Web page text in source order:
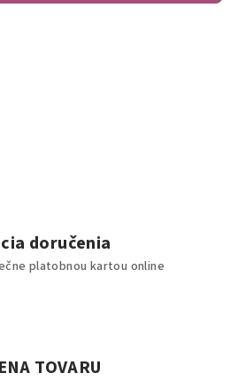
doručenia
platobnou kartou online
TOVARU